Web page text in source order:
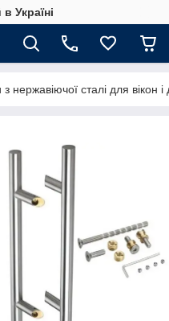
Україні
з нержавіючої сталі для вікон